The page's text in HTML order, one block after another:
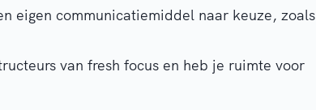
eigen communicatiemiddel naar keuze, zoals
van fresh focus en heb je ruimte voor